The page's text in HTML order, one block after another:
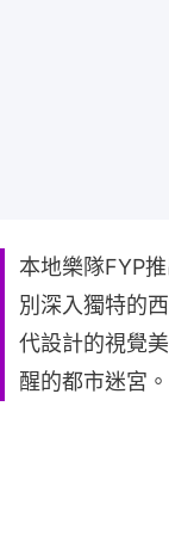
本地樂隊FYP
別深入獨特的
代設計的視覺
醒的都市迷宮。